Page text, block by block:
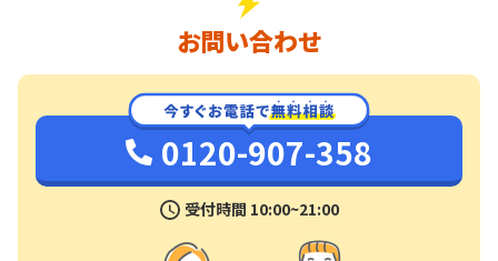
お問い合わせ
0120-907-358
受付時間 10:00~21:00